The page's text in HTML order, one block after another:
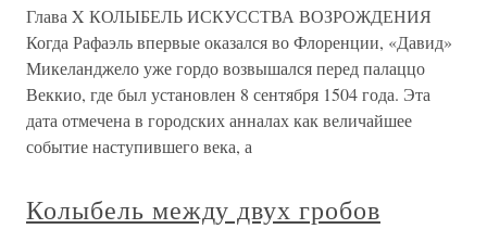
Глава X КОЛЫБЕЛЬ ИСКУССТВА ВОЗРОЖДЕНИЯ
Когда Рафаэль впервые оказался во Флоренции, «Давид»
Микеланджело уже гордо возвышался перед палаццо
Веккио, где был установлен 8 сентября 1504 года. Эта
дата отмечена в городских анналах как величайшее
событие наступившего века, а
Колыбель между двух гробов